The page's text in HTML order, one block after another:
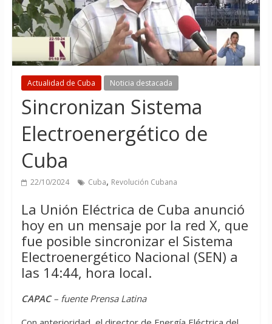
Actualidad de Cuba Noticia destacada
Sincronizan Sistema
Electroenergético de
Cuba
22/10/2024 Cuba, Revolución Cubana
La Unión Eléctrica de Cuba anunció
hoy en un mensaje por la red X, que
fue posible sincronizar el Sistema
Electroenergético Nacional (SEN) a
las 14:44, hora local.
CAPAC– fuente Prensa Latina